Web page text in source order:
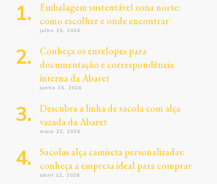
Embalagem sustentável zona norte:
como escolher e onde encontrar
julho 15, 2026
Conheça os envelopes para
documentação e correspondência
interna da Abaret
junho 15, 2026
Descubra a linha de sacola com alça
vazada da Abaret
maio 22, 2026
Sacolas alça camiseta personalizadas:
conheça a empresa ideal para comprar
abril 22, 2026